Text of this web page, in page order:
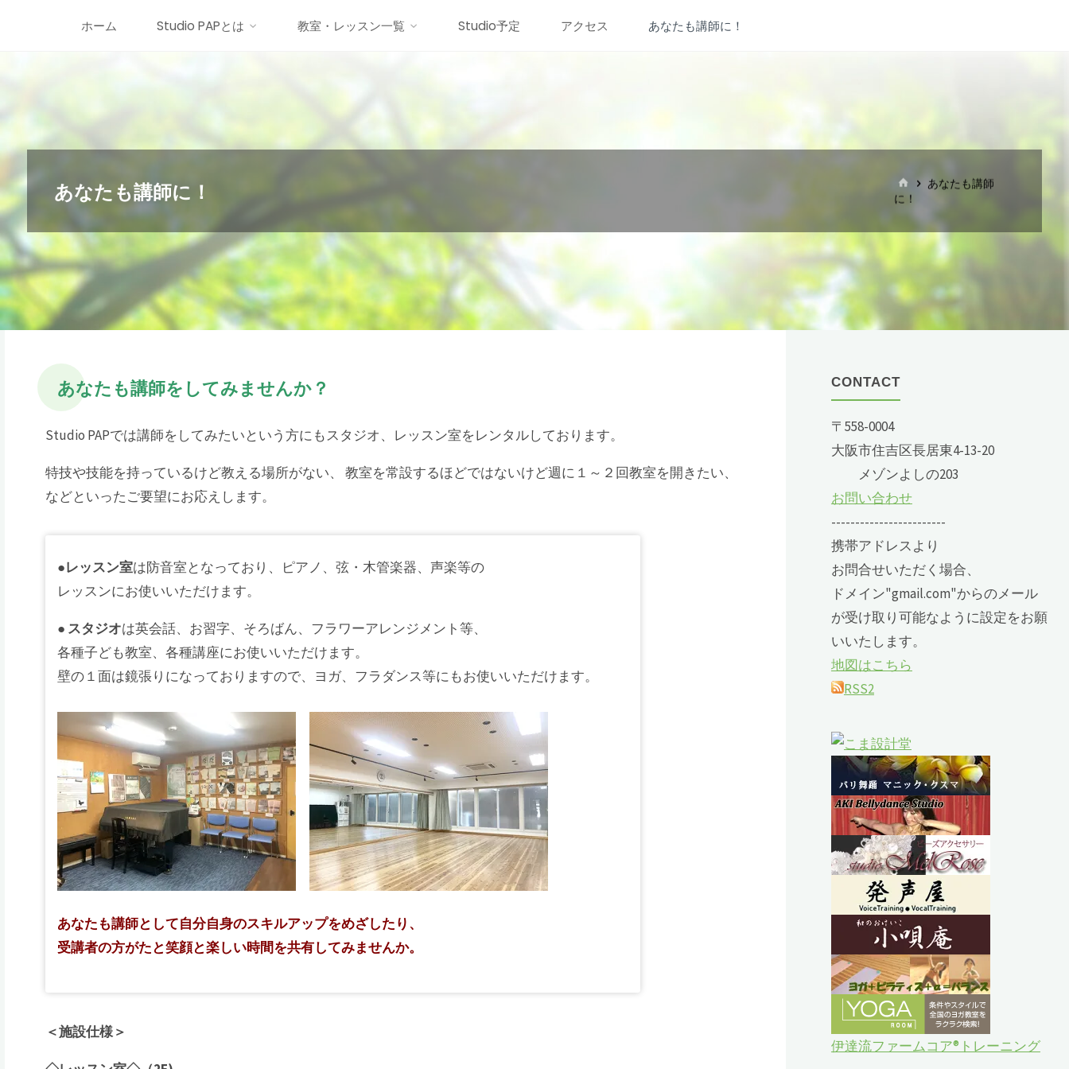
ス
ッ
ホーム Studio PAPとは 教室・レッスン一覧 Studio予定 アクセス あなたも講師に！
あなたも講師に！
ホ
ー
あなたも講師
に！
あなたも講師をしてみませんか？
Studio PAPでは講師をしてみたいという方にもスタジオ、レッスン室をレンタルしております。
特技や技能を持っているけど教える場所がない、 教室を常設するほどではないけど週に１～２回教室を開きたい、
などといったご要望にお応えします。
●レッスン室は防音室となっており、ピアノ、弦・木管楽器、声楽等の
レッスンにお使いいただけます。
● スタジオは英会話、お習字、そろばん、フラワーアレンジメント等、
各種子ども教室、各種講座にお使いいただけます。
壁の１面は鏡張りになっておりますので、ヨガ、フラダンス等にもお使いいただけます。
あなたも講師として自分自身のスキルアップをめざしたり、
受講者の方がたと笑顔と楽しい時間を共有してみませんか。
＜施設仕様＞
CONTACT
〒558-0004
大阪市住吉区長居東4-13-20
メゾンよしの203
お問い合わせ
------------------------
携帯アドレスより
お問合せいただく場合、
ドメイン"gmail.com"からのメール
が受け取り可能なように設定をお願
いいたします。
地図はこちら
RSS2
伊達流ファームコア®トレーニング